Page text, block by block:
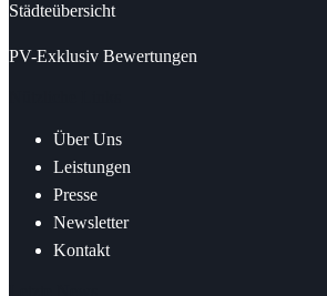
Städteübersicht
PV-Exklusiv Bewertungen
Über Uns
Leistungen
Presse
Newsletter
Kontakt